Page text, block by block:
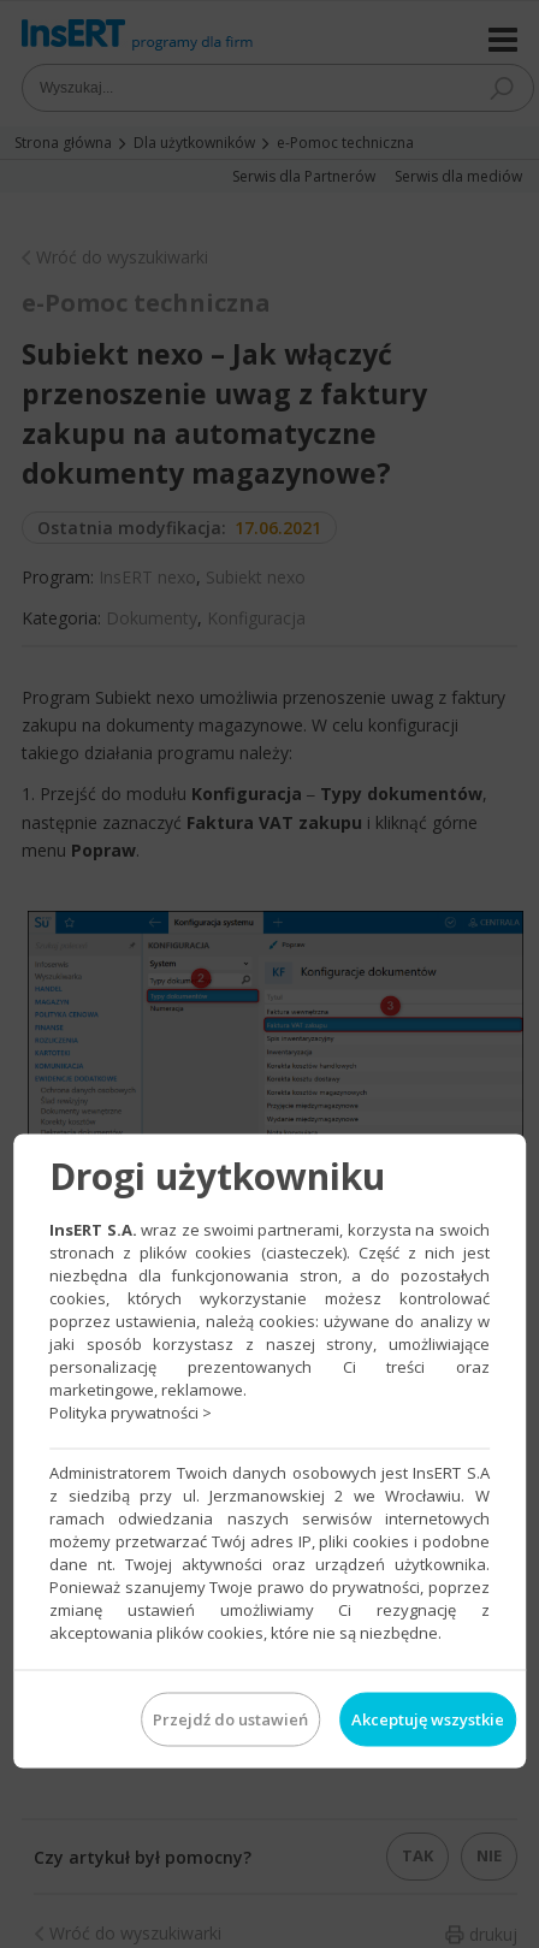
Strona główna Dla użytkowników
e-Pomoc techniczna
Serwis dla Partnerów
Serwis dla mediów
Wróć do wyszukiwarki
e-Pomoc techniczna
Subiekt nexo – Jak włączyć
przenoszenie uwag z faktury
zakupu na automatyczne
dokumenty magazynowe?
Ostatnia modyfikacja: 17.06.2021
Program: InsERT nexo, Subiekt nexo
Kategoria: Dokumenty, Konfiguracja
​Program Subiekt nexo umożliwia przenoszenie uwag z faktury
zakupu na dokumenty magazynowe. W celu konfiguracji
takiego działania programu należy:
1. Przejść do modułu Konfiguracja – ​ Typy dokumentów,
następnie zaznaczyć Faktura VAT zakupu i kliknąć górne
menu Popraw.
2. Parametr Przepisz uwagi na automatyczne ustawić na
Czy artykuł był pomocny? TAK NIE
drukuj
Wróć do wyszukiwarki
Drogi użytkowniku
InsERT S.A. wraz ze swoimi partnerami, korzysta na swoich
stronach z plików cookies (ciasteczek). Część z nich jest
niezbędna dla funkcjonowania stron, a do pozostałych
cookies, których wykorzystanie możesz kontrolować
poprzez ustawienia, należą cookies: używane do analizy w
jaki sposób korzystasz z naszej strony, umożliwiające
personalizację prezentowanych Ci treści oraz
marketingowe, reklamowe.
Polityka prywatności >
Administratorem Twoich danych osobowych jest InsERT S.A
z siedzibą przy ul. Jerzmanowskiej 2 we Wrocławiu. W
ramach odwiedzania naszych serwisów internetowych
możemy przetwarzać Twój adres IP, pliki cookies i podobne
dane nt. Twojej aktywności oraz urządzeń użytkownika.
Ponieważ szanujemy Twoje prawo do prywatności, poprzez
zmianę ustawień umożliwiamy Ci rezygnację z
akceptowania plików cookies, które nie są niezbędne.
Przejdź do ustawień Akceptuję wszystkie